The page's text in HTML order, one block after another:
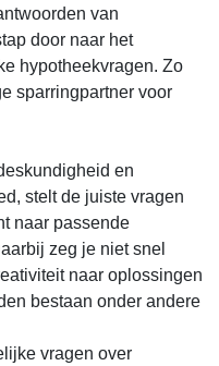
van
door naar het
hypotheekvragen. Zo
sparringpartner voor
en
stelt de juiste vragen
naar passende
zeg je niet snel
naar oplossingen
bestaan onder andere
vragen over